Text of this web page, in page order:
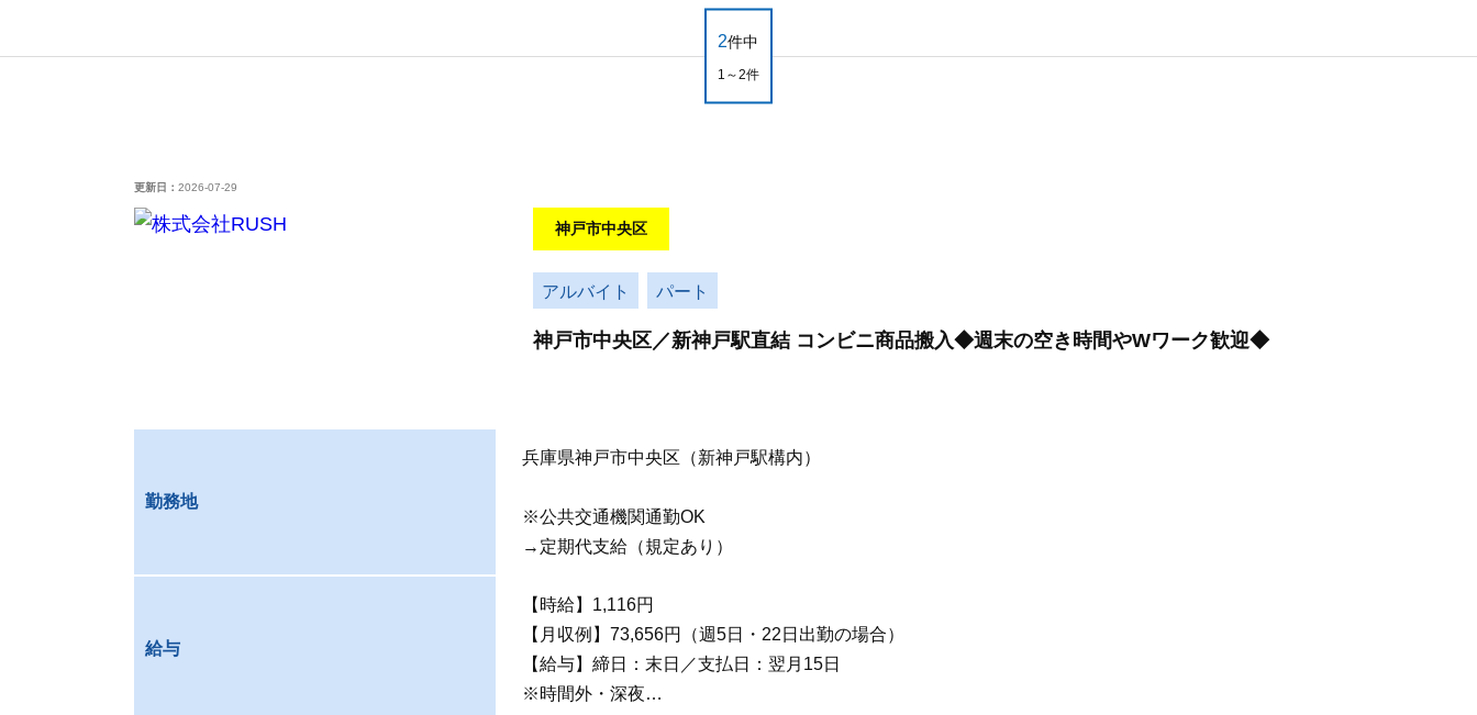
2件中
1～2件
更新日： 2026-07-29
神戸市中央区
アルバイト パート
神戸市中央区／新神戸駅直結 コンビニ商品搬入◆週末の空き時間やWワーク歓迎◆
勤務地
兵庫県神戸市中央区（新神戸駅構内）
※公共交通機関通勤OK
→定期代支給（規定あり）
給与
【時給】1,116円
【月収例】73,656円（週5日・22日出勤の場合）
【給与】締日：末日／支払日：翌月15日
※時間外・深夜…